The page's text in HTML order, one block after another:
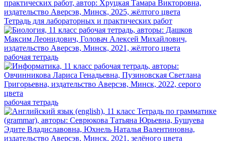
Тетрадь для лабораторных и практических работ
рабочая тетрадь
рабочая тетрадь